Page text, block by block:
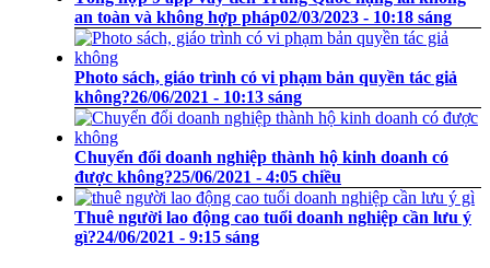
an toàn và không hợp pháp02/03/2023 - 10:18 sáng
Photo sách, giáo trình có vi phạm bản quyền tác giả
không?26/06/2021 - 10:13 sáng
Chuyển đổi doanh nghiệp thành hộ kinh doanh có
được không?25/06/2021 - 4:05 chiều
Thuê người lao động cao tuổi doanh nghiệp cần lưu ý
gì?24/06/2021 - 9:15 sáng